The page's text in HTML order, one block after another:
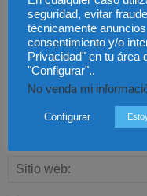
seguridad, evitar
técnicamente
consentimiento y/o
Privacidad" en tu área
"Configurar"..
No venda mi
Configurar